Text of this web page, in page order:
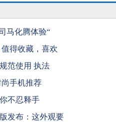
马化腾体验“
得收藏，喜欢
范使用 执法
手机推荐
不忍释手
发布：这外观要